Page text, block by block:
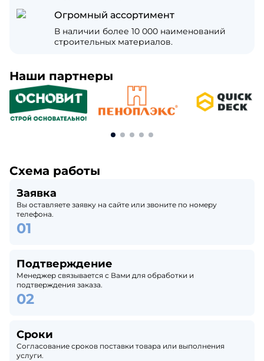
Огромный ассортимент
В наличии более 10 000 наименований
строительных материалов.
Наши партнеры
Схема работы
Заявка
Вы оставляете заявку на сайте или звоните по номеру
телефона.
Подтверждение
Менеджер связывается с Вами для обработки и
подтверждения заказа.
Сроки
Согласование сроков поставки товара или выполнения
услуги.